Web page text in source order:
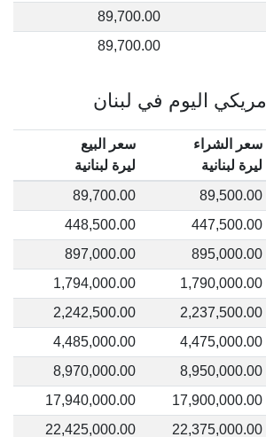
89,700.00
89,700.00
اليوم في لبنان
سعر الشراء
ليرة لبنانية
سعر البيع
ليرة لبنانية
89,500.00
89,700.00
447,500.00
448,500.00
895,000.00
897,000.00
1,790,000.00
1,794,000.00
2,237,500.00
2,242,500.00
4,475,000.00
4,485,000.00
8,950,000.00
8,970,000.00
17,900,000.00
17,940,000.00
22,375,000.00
22,425,000.00